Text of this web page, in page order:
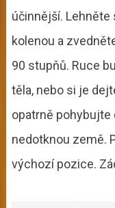
účinnější. Lehněte
kolenou a
90 stupňů. Ruce
těla, nebo si je
opatrně pohybujte
nedotknou země.
výchozí pozice.